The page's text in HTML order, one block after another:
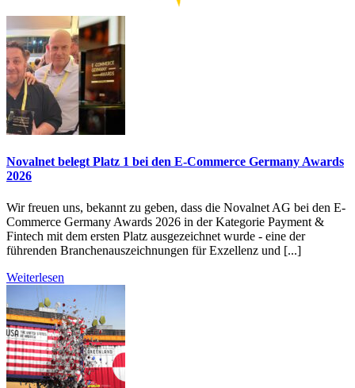
Novalnet belegt Platz 1 bei den E-Commerce Germany Awards
2026
Wir freuen uns, bekannt zu geben, dass die Novalnet AG bei den E-
Commerce Germany Awards 2026 in der Kategorie Payment &
Fintech mit dem ersten Platz ausgezeichnet wurde - eine der
führenden Branchenauszeichnungen für Exzellenz und [...]
Weiterlesen